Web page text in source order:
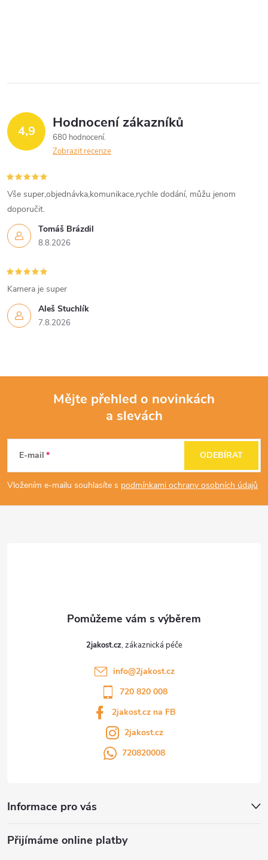
4,9 Hodnocení zákazníků
680 hodnocení
Zobrazit recenze
Tomáš Brázdil
8.8.2026
Vše super,objednávka,komunikace,rychle dodání, můžu jenom
doporučit.
Aleš Stuchlík
7.8.2026
Kamera je super
p
a
Mějte přehled o novinkách
a slevách
E-mail
Vložením e-mailu souhlasíte s podmínkami ochrany osobních údajů
ODEBÍRAT
2jakost.cz
info@2jakost.cz
720 820 008
2jakost.cz na FB
2jakost.cz
720820008
Informace pro vás
Přijímáme online platby